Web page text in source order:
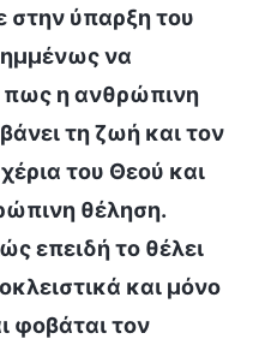
στην ύπαρξη του
να
πως η ανθρώπινη
τη ζωή και τον
του Θεού και
θέληση.
επειδή το θέλει
και μόνο
φοβάται τον